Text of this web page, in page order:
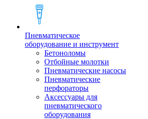
Пневматическое
оборудование и инструмент
Бетоноломы
Отбойные молотки
Пневматические насосы
Пневматические
перфораторы
Аксессуары для
пневматического
оборудования